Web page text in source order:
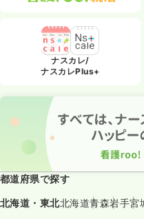
ナスカレ/
ナスカレPlus+
都道府県で探す
北海道・東北北海道青森岩手宮